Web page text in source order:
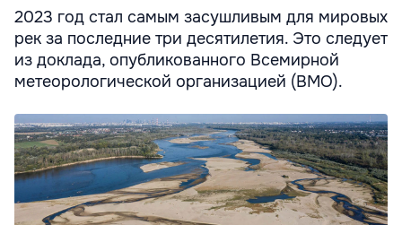
2023 год стал самым засушливым для мировых
рек за последние три десятилетия. Это следует
из доклада, опубликованного Всемирной
метеорологической организацией (ВМО).